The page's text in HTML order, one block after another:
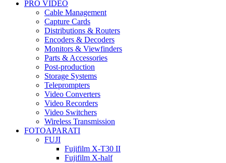
PRO VIDEO
Cable Management
Capture Cards
Distributions & Routers
Encoders & Decoders
Monitors & Viewfinders
Parts & Accessories
Post-production
Storage Systems
Teleprompters
Video Converters
Video Recorders
Video Switchers
Wireless Transmission
FOTOAPARATI
FUJI
Fujifilm X-T30 II
Fujifilm X-half